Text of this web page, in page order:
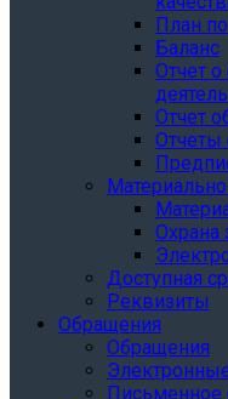
План
Баланс
Отчет
Отчет
Отчеты
Охрана
Доступная
Реквизиты
Обращения
Обращения
Письменное